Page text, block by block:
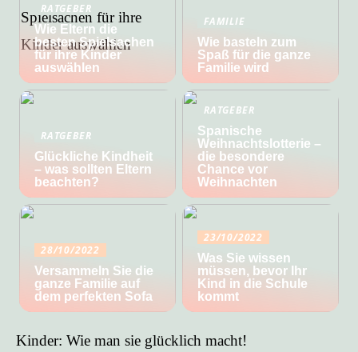
RATGEBER
Wie Eltern die
besten Spielsachen
für ihre Kinder
auswählen
FAMILIE
Wie basteln zum
Spaß für die ganze
Familie wird
RATGEBER
Glückliche Kindheit
– was sollten Eltern
beachten?
RATGEBER
Spanische
Weihnachtslotterie –
die besondere
Chance vor
Weihnachten
28/10/2022
Versammeln Sie die
ganze Familie auf
dem perfekten Sofa
23/10/2022
Was Sie wissen
müssen, bevor Ihr
Kind in die Schule
kommt
Kinder: Wie man sie glücklich macht!